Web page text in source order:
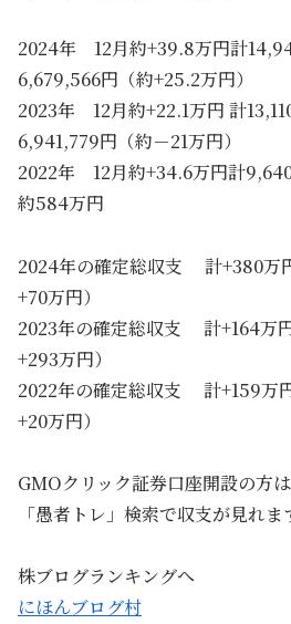
2024年 12月約+39.8万円計
6,679,566円（約+25.2万円）
2023年 12月約+22.1万円 計
6,941,779円（約－21万円）
2022年 12月約+34.6万円計
約584万円
2024年の確定総収支 計+380万
+70万円）
2023年の確定総収支 計+164万
+293万円）
2022年の確定総収支 計+159万
+20万円）
GMOクリック証券口座開設の方
「愚者トレ」検索で収支が見れま
株ブログランキングへ
にほんブログ村